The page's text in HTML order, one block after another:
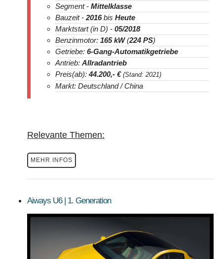
Segment - Mittelklasse
Bauzeit - 2016bis Heute
Marktstart (in D) - 05/2018
Benzinmotor: 165 kW(224 PS)
Getriebe: 6-Gang-Automatikgetriebe
Antrieb: Allradantrieb
Preis(ab):44.200,- € (Stand: 2021)
Markt: Deutschland / China
Relevante Themen:
MEHR INFOS
Aiways U6 | 1. Generation